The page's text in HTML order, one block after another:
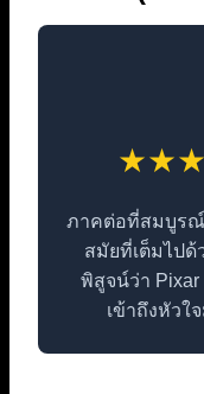
ภาคต่อที่สมบูรณ์
สมัยที่เต็มไปด้
พิสูจน์ว่า Pixar
เข้าถึงหัวใ